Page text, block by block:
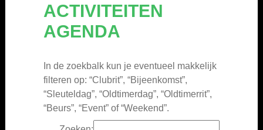
ACTIVITEITEN
AGENDA
In de zoekbalk kun je eventueel makkelijk
filteren op: “Clubrit”, “Bijeenkomst”,
“Sleuteldag”, “Oldtimerdag”, “Oldtimerrit”,
“Beurs”, “Event” of “Weekend”.